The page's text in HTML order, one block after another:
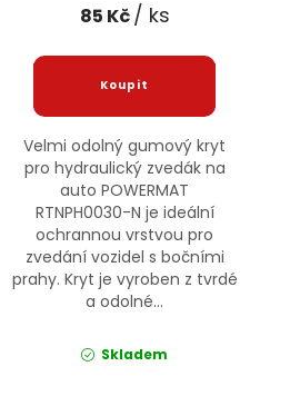
85 Kč/ ks
Velmi odolný gumový kryt
pro hydraulický zvedák na
auto POWERMAT
RTNPH0030-N je ideální
ochrannou vrstvou pro
zvedání vozidel s bočními
prahy. Kryt je vyroben z tvrdé
a odolné...
Skladem